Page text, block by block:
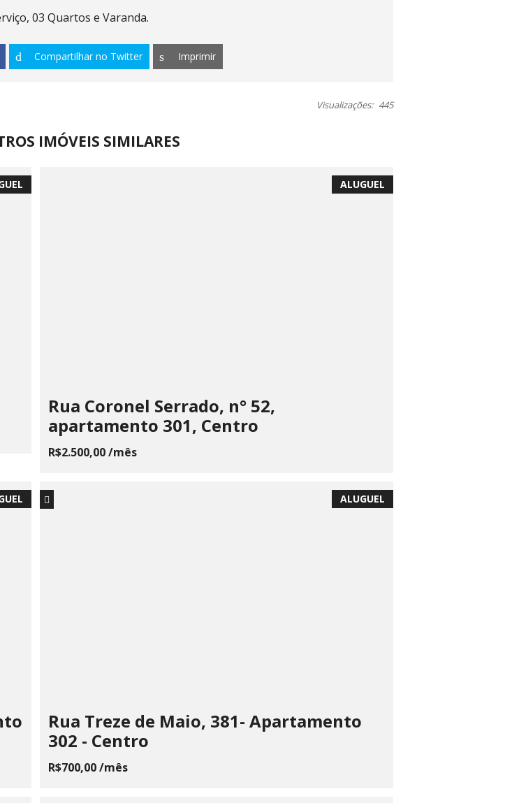
03 Quartos e Varanda.
Compartilhar no Twitter Imprimir
Visualizações: 445
IMÓVEIS SIMILARES
ALUGUEL
Rua Coronel Serrado, n° 52,
apartamento 301, Centro
R$2.500,00 /mês
ALUGUEL
Rua Treze de Maio, 381- Apartamento
302 - Centro
R$700,00 /mês